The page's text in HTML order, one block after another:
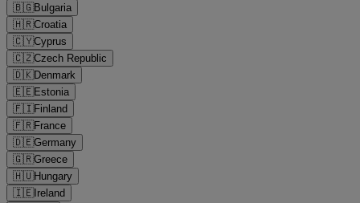
🇧🇬Bulgaria
🇭🇷Croatia
🇨🇾Cyprus
🇨🇿Czech Republic
🇩🇰Denmark
🇪🇪Estonia
🇫🇮Finland
🇫🇷France
🇩🇪Germany
🇬🇷Greece
🇭🇺Hungary
🇮🇪Ireland